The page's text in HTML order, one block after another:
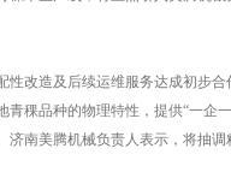
改造及后续运维服务达成初步
稞品种的物理特性，提供“一企
南美腾机械负责人表示，将抽